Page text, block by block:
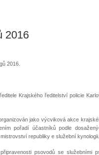
2016
2016.
Krajského ředitelství policie
jako výcviková akce
pořadí účastníků podle
republiky e služební kynologii.
psovodů se služebními